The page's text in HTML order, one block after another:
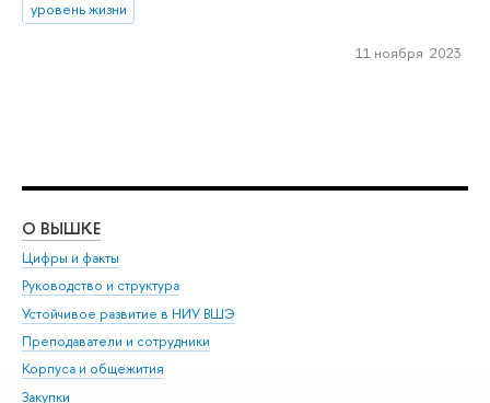
уровень жизни
11 ноября 2023
О ВЫШКЕ
Цифры и факты
Руководство и структура
Устойчивое развитие в НИУ ВШЭ
Преподаватели и сотрудники
Корпуса и общежития
Закупки